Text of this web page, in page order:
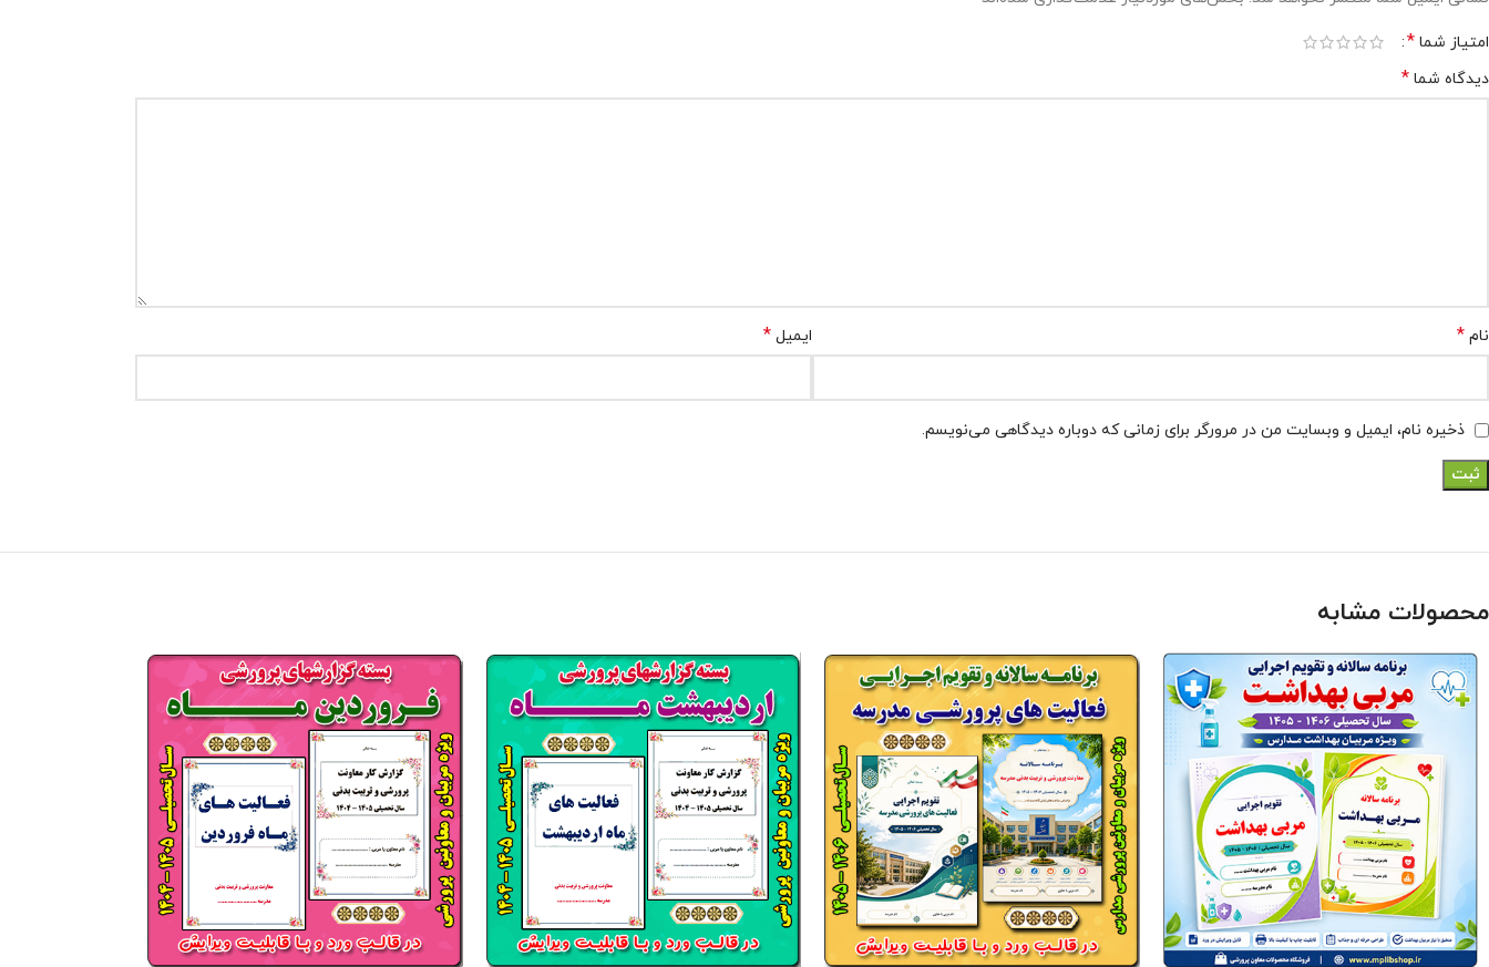
امتیاز شما *
دیدگاه شما *
نام * ایمیل *
ذخیره نام، ایمیل و وبسایت من در مرورگر برای زمانی که دوباره دیدگاهی می‌نویسم.
محصولات مشابه